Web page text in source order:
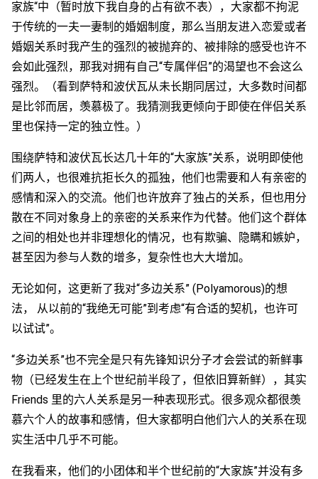
家族“中（暂时放下我自身的占有欲不表），大家都不拘泥
于传统的一夫一妻制的婚姻制度，那么当朋友进入恋爱或者
婚姻关系时我产生的强烈的被抛弃的、被排除的感受也许不
会如此强烈，那我对拥有自己“专属伴侣”的渴望也不会这么
强烈。（看到萨特和波伏瓦从未长期同居过，大多数时间都
是比邻而居，羡慕极了。我猜测我更倾向于即使在伴侣关系
里也保持一定的独立性。）
围绕萨特和波伏瓦长达几十年的“大家族”关系，说明即使他
们两人，也很难抗拒长久的孤独，他们也需要和人有亲密的
感情和深入的交流。他们也许放弃了独占的关系，但也用分
散在不同对象身上的亲密的关系来作为代替。他们这个群体
之间的相处也并非理想化的情况，也有欺骗、隐瞒和嫉妒，
甚至因为参与人数的增多，复杂性也大大增加。
无论如何，这更新了我对“多边关系” (Polyamorous)的想
法， 从以前的“我绝无可能”到考虑“有合适的契机，也许可
以试试”。
“多边关系”也不完全是只有先锋知识分子才会尝试的新鲜事
物（已经发生在上个世纪前半段了，但依旧算新鲜），其实
Friends 里的六人关系是另一种表现形式。很多观众都很羡
慕六个人的故事和感情，但大家都明白他们六人的关系在现
实生活中几乎不可能。
在我看来，他们的小团体和半个世纪前的“大家族”并没有多